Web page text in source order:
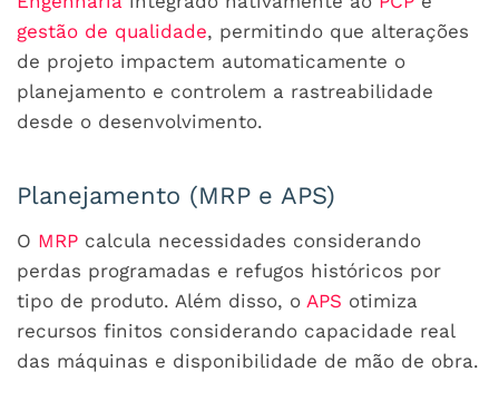
gestão de qualidade, permitindo que alterações
de projeto impactem automaticamente o
planejamento e controlem a rastreabilidade
desde o desenvolvimento.
Planejamento (MRP e APS)
O MRP calcula necessidades considerando
perdas programadas e refugos históricos por
tipo de produto. Além disso, o APS otimiza
recursos finitos considerando capacidade real
das máquinas e disponibilidade de mão de obra.